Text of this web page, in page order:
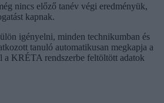
nincs előző tanév végi eredményük,
kapnak.
igényelni, minden technikumban és
tanuló automatikusan megkapja a
a KRÉTA rendszerbe feltöltött adatok